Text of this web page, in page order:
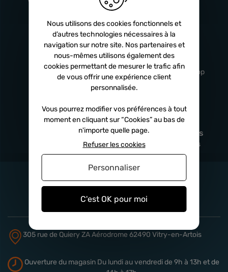
Livraison
rapide
Sous 24h à 48h
Service client
professionnel
De 8h à 17h Non-stop
Satisfait
remboursé
Paiement en
x3 fois
Sécurisé, sans frais
305 rue de Quiery ZA Aérodrome 62490 Vitry-en-Artois
Ouverture du magasinDu lundi au vendredi de 9h à 13h et de
Nous utilisons des cookies fonctionnels et
d’autres technologies nécessaires à la
navigation sur notre site. Nos partenaires et
nous-mêmes utilisons également des
cookies permettant de mesurer le trafic afin
de vous offrir une expérience client
personnalisée.
Vous pourrez modifier vos préférences à tout
moment en cliquant sur “Cookies” au bas de
n'importe quelle page.
C'est OK pour moi
Refuser les cookies
Personnaliser